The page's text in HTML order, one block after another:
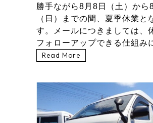
勝手ながら8月8日（土）から
（日）までの間、夏季休業と
す。メールにつきましては、
フォローアップできる仕組み
Read More